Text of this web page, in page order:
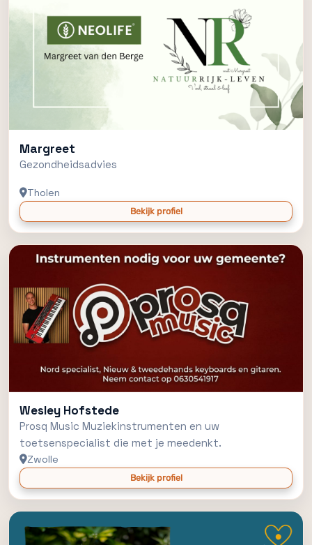
Margreet
Gezondheidsadvies
Tholen
Bekijk profiel
Wesley Hofstede
Prosq Music Muziekinstrumenten en uw
toetsenspecialist die met je meedenkt.
Zwolle
Bekijk profiel